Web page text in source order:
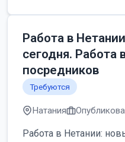
Работа в
сегодня. Работа
посредников
Требуются
Натания
Работа в Нетании: